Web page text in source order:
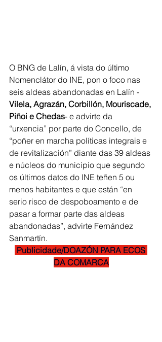
O BNG de Lalín, á vista do último
Nomenclátor do INE, pon o foco nas
seis aldeas abandonadas en Lalín -
Vilela, Agrazán, Corbillón, Mouriscade,
Piñoi e Chedas- e advirte da
“urxencia” por parte do Concello, de
“poñer en marcha políticas integrais e
de revitalización” diante das 39 aldeas
e núcleos do municipio que segundo
os últimos datos do INE teñen 5 ou
menos habitantes e que están “en
serio risco de despoboamento e de
pasar a formar parte das aldeas
abandonadas”, advirte Fernández
Sanmartín.
Publicidade/DOAZÓN PARA ECOS
DA COMARCA